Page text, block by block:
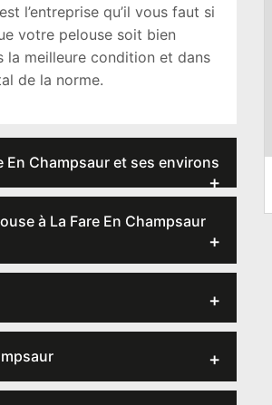
l’entreprise qu’il vous faut si
votre pelouse soit bien
la meilleure condition et dans
de la norme.
En Champsaur et ses environs
à La Fare En Champsaur